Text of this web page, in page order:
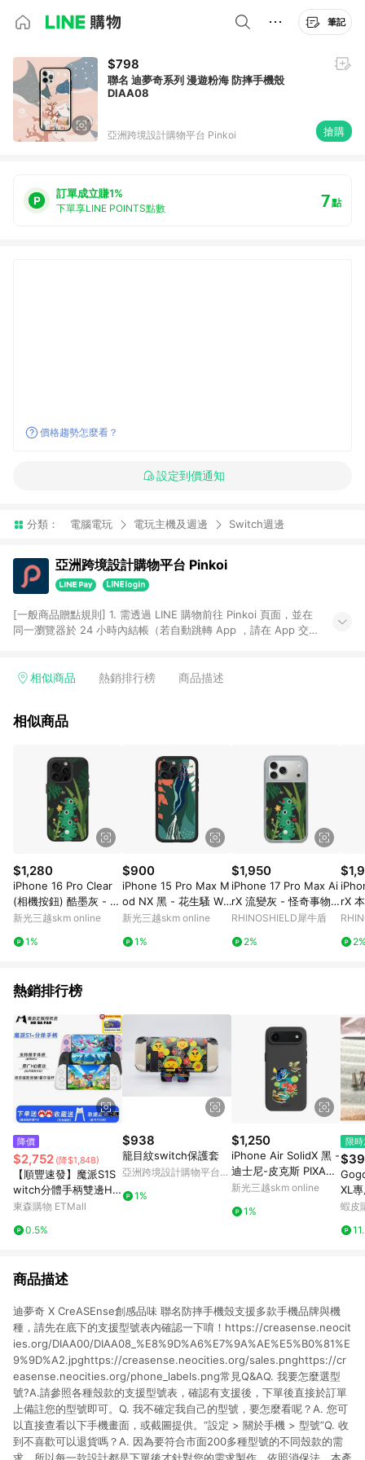
筆記
$798
聯名 迪夢奇系列 漫遊粉海 防摔手機殼
DIAA08
亞洲跨境設計購物平台 Pinkoi 搶購
訂單成立賺1%
下單享LINE POINTS點數 7點
價格趨勢怎麼看？
設定到價通知
分類： 電腦電玩 電玩主機及週邊 Switch週邊
亞洲跨境設計購物平台 Pinkoi
[一般商品贈點規則] 1. 需透過 LINE 購物前往 Pinkoi 頁面，並在
同一瀏覽器於 24 小時內結帳（若自動跳轉 App ，請在 App 交
回饋訂單不得享有 Pinkoi 站方優惠，例如首購優惠，P coins，
行為，不具贈點資格，部分退款不在此限。 6. APP 請更新至
貨後 45 天後發送。 8. 群眾募資商品，禮物卡，開館保證金，補
運費，攤位費等不具贈點資格。 9. LINE 購物站上之商品規格、
顏色、價位、贈品如與 Pinkoi 商品資訊頁及購物車不符，以
Pinkoi 購物商品資訊頁及購物車標示為準。 10. 點數紅包使用規
則請以點數紅包活動說明為準。 11. 若於 LINE 購物前往 Pinkoi
頁面後才首次下載 Pinkoi APP 並完成訂單，不符合導購資格；承
上，首次下載 Pinkoi APP 後，需透過 LINE 購物前往 Pinkoi 頁
面，方享導購資格。
相似商品 熱銷排行榜 商品描述
相似商品
$1,280
iPhone 16 Pro Clear
(相機按鈕) 酷墨灰 - 怪
奇事物所 Incrediville -
新光三越skm online
1%
$900
iPhone 15 Pro Max M
od NX 黑 - 花生騷 Wa
sangShow - 2020熱
新光三越skm online
1%
$1,950
iPhone 17 Pro Max Ai
rX 流變灰 - 怪奇事物
所 Incrediville - 草食
RHINOSHIELD犀牛盾
2%
rX
所
熱銷排行榜
降價
$2,752 (降$1,848)
【順豐速發】魔派S1S
witch分體手柄雙邊HD
震動joycon手柄體感液
ns手柄馬里奧塞爾達
東森購物 ETMall
0.5%
$938
籠目紋switch保護套
亞洲跨境設計購物平台
1%
$1,250
iPhone Air SolidX 黑 -
迪士尼-皮克斯 PIXAR -
海底總動員-激起水花
新光三越skm online
1%
限
XL
蝦皮
商品描述
迪夢奇 X CreASEnse創感品味 聯名防摔手機殼支援多款手機品牌與機
種，請先在底下的支援型號表內確認一下唷！https://creasense.neocit
ies.org/DIAA00/DIAA08_%E8%9D%A6%E7%9A%AE%E5%B0%81%E
9%9D%A2.jpghttps://creasense.neocities.org/sales.pnghttps://cr
easense.neocities.org/phone_labels.png常見Q&AQ. 我要怎麼選型
號?A.請參照各種殼款的支援型號表，確認有支援後，下單後直接於訂單
上備註您的型號即可。Q. 我不確定我自己的型號，要怎麼看呢？A. 您可
以直接查看以下手機畫面，或截圖提供。“設定 > 關於手機 > 型號”Q. 收
到不喜歡可以退貨嗎？A. 因為要符合市面200多種型號的不同殼款的需